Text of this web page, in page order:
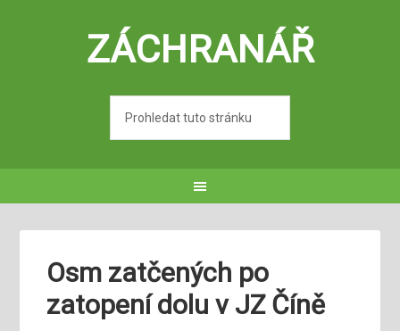
ZÁCHRANÁŘ
Osm zatčených po
zatopení dolu v JZ Číně